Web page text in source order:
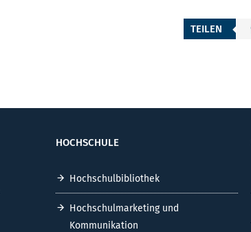
TEILEN
HOCHSCHULE
Hochschulbibliothek
Hochschulmarketing und
Kommunikation